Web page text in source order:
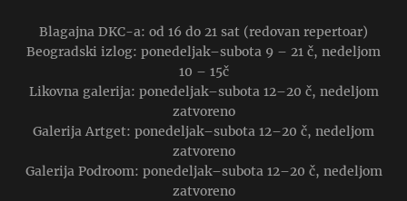
Blagajna DKC-a: od 16 do 21 sat (redovan repertoar)
Beogradski izlog: ponedeljak–subota 9 – 21 č, nedeljom
10 – 15č
Likovna galerija: ponedeljak–subota 12–20 č, nedeljom
zatvoreno
Galerija Artget: ponedeljak–subota 12–20 č, nedeljom
zatvoreno
Galerija Podroom: ponedeljak–subota 12–20 č, nedeljom
zatvoreno